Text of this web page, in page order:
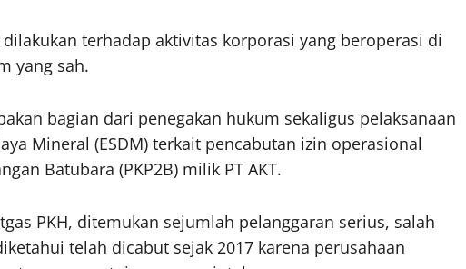
terhadap aktivitas korporasi yang beroperasi di
yang sah.
bagian dari penegakan hukum sekaligus pelaksanaan
Mineral (ESDM) terkait pencabutan izin operasional
Batubara (PKP2B) milik PT AKT.
PKH, ditemukan sejumlah pelanggaran serius, salah
telah dicabut sejak 2017 karena perusahaan